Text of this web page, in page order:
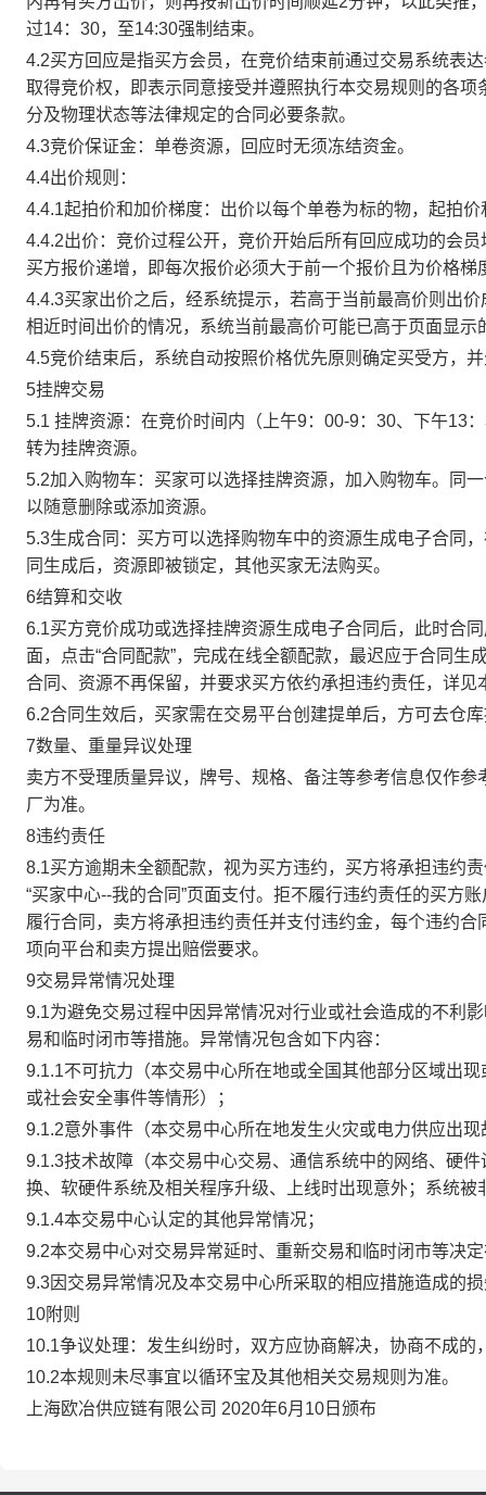
过14：30，至14:30强制结束。
4.2买方回应是指买方会员，在竞价结束前通过交易系统表
取得竞价权，即表示同意接受并遵照执行本交易规则的各
分及物理状态等法律规定的合同必要条款。
4.3竞价保证金：单卷资源，回应时无须冻结资金。
4.4出价规则：
4.4.1起拍价和加价梯度：出价以每个单卷为标的物，起拍
4.4.2出价：竞价过程公开，竞价开始后所有回应成功的会
买方报价递增，即每次报价必须大于前一个报价且为价格
4.4.3买家出价之后，经系统提示，若高于当前最高价则出
相近时间出价的情况，系统当前最高价可能已高于页面显示
4.5竞价结束后，系统自动按照价格优先原则确定买受方，
5挂牌交易
5.1 挂牌资源：在竞价时间内（上午9：00-9：30、下午13
转为挂牌资源。
5.2加入购物车：买家可以选择挂牌资源，加入购物车。同
以随意删除或添加资源。
5.3生成合同：买方可以选择购物车中的资源生成电子合同
同生成后，资源即被锁定，其他买家无法购买。
6结算和交收
6.1买方竞价成功或选择挂牌资源生成电子合同后，此时合
面，点击“合同配款”，完成在线全额配款，最迟应于合同
合同、资源不再保留，并要求买方依约承担违约责任，详见
6.2合同生效后，买家需在交易平台创建提单后，方可去仓
7数量、重量异议处理
卖方不受理质量异议，牌号、规格、备注等参考信息仅作
厂为准。
8违约责任
8.1买方逾期未全额配款，视为买方违约，买方将承担违约
“买家中心--我的合同”页面支付。拒不履行违约责任的买方
履行合同，卖方将承担违约责任并支付违约金，每个违约
项向平台和卖方提出赔偿要求。
9交易异常情况处理
9.1为避免交易过程中因异常情况对行业或社会造成的不利
易和临时闭市等措施。异常情况包含如下内容：
9.1.1不可抗力（本交易中心所在地或全国其他部分区域出
或社会安全事件等情形）；
9.1.2意外事件（本交易中心所在地发生火灾或电力供应出
9.1.3技术故障（本交易中心交易、通信系统中的网络、硬
换、软硬件系统及相关程序升级、上线时出现意外；系统
9.1.4本交易中心认定的其他异常情况；
9.2本交易中心对交易异常延时、重新交易和临时闭市等决
9.3因交易异常情况及本交易中心所采取的相应措施造成的
10附则
10.1争议处理：发生纠纷时，双方应协商解决，协商不成
10.2本规则未尽事宜以循环宝及其他相关交易规则为准。
上海欧冶供应链有限公司 2020年6月10日颁布